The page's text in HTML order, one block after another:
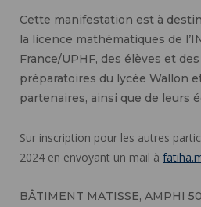
Cette manifestation est à
la licence mathématiques de
France/UPHF, des élèves et
préparatoires du lycée Wallon
partenaires, ainsi que de leurs
Sur inscription pour les autres
2024 en envoyant un mail à
BÂTIMENT MATISSE, AMPHI